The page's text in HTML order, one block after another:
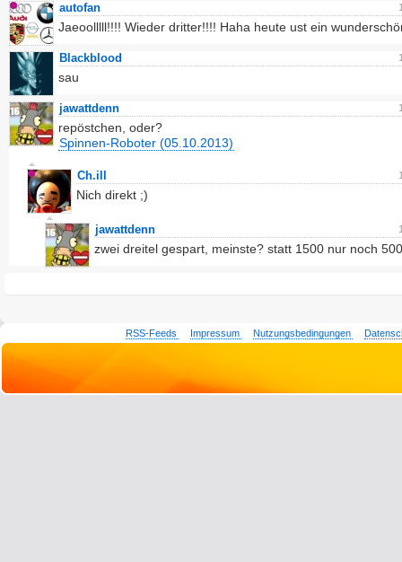
autofan
Jaeoolllll!!!! Wieder dritter!!!! Haha heute ust ein
Blackblood
sau
jawattdenn
repöstchen, oder?
Spinnen-Roboter (05.10.2013)
Ch.ill
Nich direkt ;)
jawattdenn
zwei dreitel gespart, meinste? statt 1500 nur noch
RSS-Feeds Impressum Nutzungsbedingungen